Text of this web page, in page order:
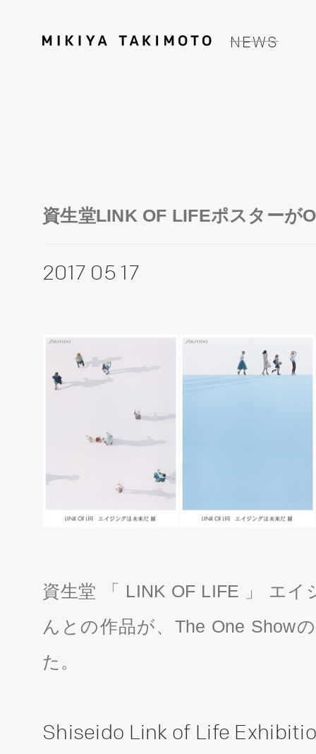
NEWS
資生堂LINK OF LIFEポスターが
2017 05 17
資生堂 「 LINK OF LIFE 」 エ
んとの作品が、The One Show
た。
Shiseido Link of Life